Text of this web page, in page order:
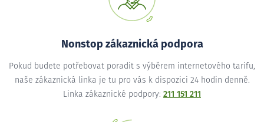
Nonstop zákaznická podpora
Pokud budete potřebovat poradit s výběrem internetového tarifu,
naše zákaznická linka je tu pro vás k dispozici 24 hodin denně.
Linka zákaznické podpory: 211 151 211